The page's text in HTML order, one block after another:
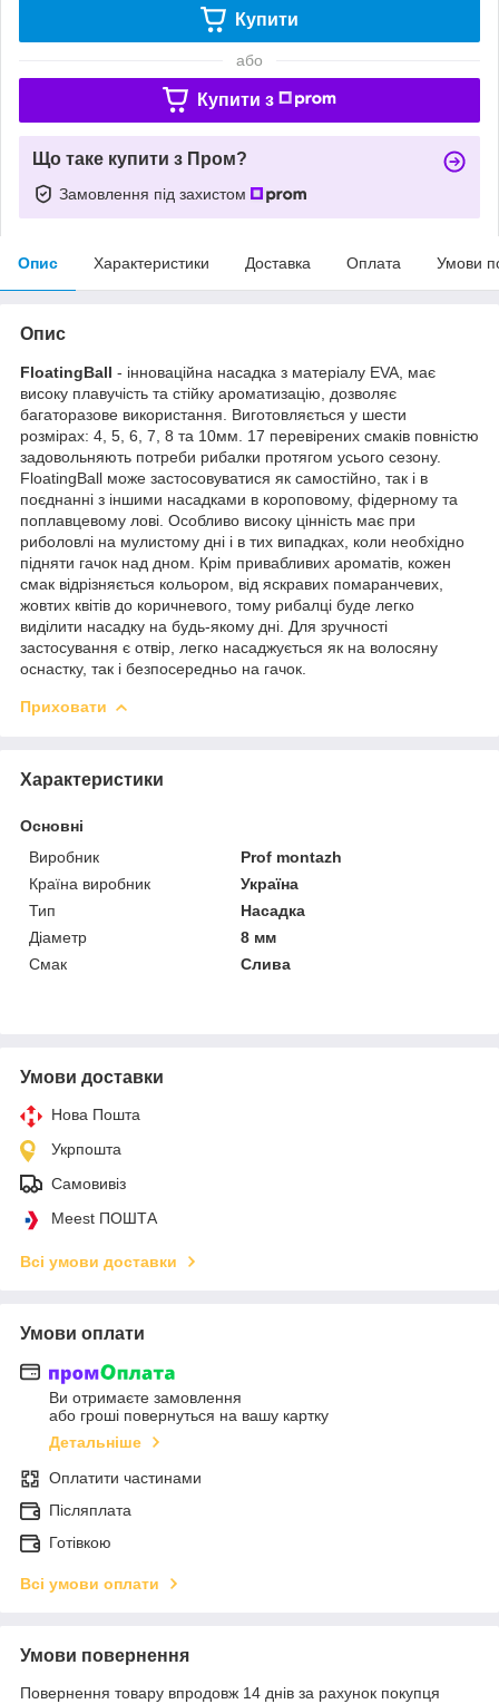
Купити
або
Купити з
Що таке купити з Пром?
Замовлення під захистом
Опис Характеристики Доставка Оплата Умови
Опис
FloatingBall - інноваційна насадка з матеріалу EVA, має
високу плавучість та стійку ароматизацію, дозволяє
багаторазове використання. Виготовляється у шести
розмірах: 4, 5, 6, 7, 8 та 10мм. 17 перевірених смаків повністю
задовольняють потреби рибалки протягом усього сезону.
FloatingBall може застосовуватися як самостійно, так і в
поєднанні з іншими насадками в короповому, фідерному та
поплавцевому лові. Особливо високу цінність має при
риболовлі на мулистому дні і в тих випадках, коли необхідно
підняти гачок над дном. Крім привабливих ароматів, кожен
смак відрізняється кольором, від яскравих помаранчевих,
жовтих квітів до коричневого, тому рибалці буде легко
виділити насадку на будь-якому дні. Для зручності
застосування є отвір, легко насаджується як на волосяну
оснастку, так і безпосередньо на гачок.
Приховати
Характеристики
Основні
Виробник
Prof montazh
Країна виробник
Україна
Тип
Насадка
Діаметр
8 мм
Смак
Слива
Умови доставки
Нова Пошта
Укрпошта
Самовивіз
Meest ПОШТА
Всі умови доставки
Умови оплати
Ви отримаєте замовлення
або гроші повернуться на вашу картку
Детальніше
Оплатити частинами
Післяплата
Готівкою
Всі умови оплати
Умови повернення
Повернення товару впродовж 14 днів за рахунок покупця